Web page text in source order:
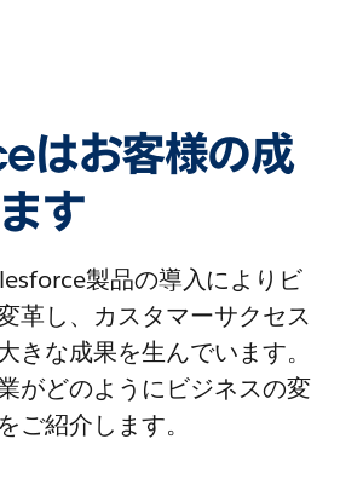
はお客様の成
す
製品の導入によりビ
革し、カスタマーサクセス
きな成果を生んでいます。
がどのようにビジネスの変
ご紹介します。